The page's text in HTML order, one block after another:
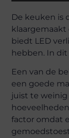
De keuken is
biedt LED
hebben. In
Een van de
een goede
juist te
factor omdat